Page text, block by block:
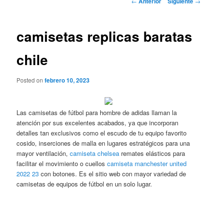
camisetas replicas baratas
chile
Posted onfebrero 10, 2023
Las camisetas de fútbol para hombre de adidas llaman la
atención por sus excelentes acabados, ya que incorporan
detalles tan exclusivos como el escudo de tu equipo favorito
cosido, inserciones de malla en lugares estratégicos para una
mayor ventilación,camiseta chelsea remates elásticos para
facilitar el movimiento o cuelloscamiseta manchester united
2022 23 con botones. Es el sitio web con mayor variedad de
camisetas de equipos de fútbol en un solo lugar.